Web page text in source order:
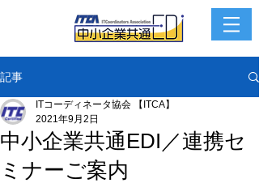
記事
中小企業共通EDI／連携セ
ミナーご案内
ITコーディネータ協会 【ITCA】
2021年9月2日